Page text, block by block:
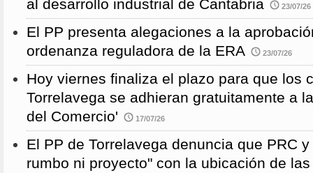
al desarrollo industrial de Cantabria 23/07/26
El PP presenta alegaciones a la
ordenanza reguladora de la ERA
23/07/26
Hoy viernes finaliza el plazo para que los
Torrelavega se adhieran gratuitamente a
del Comercio'
17/07/26
El PP de Torrelavega denuncia que PRC
rumbo ni proyecto" con la ubicación de